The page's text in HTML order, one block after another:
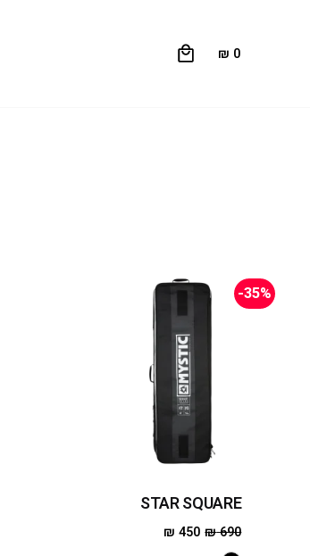
₪ 0
-35%
STAR SQUARE
₪690
₪ 450